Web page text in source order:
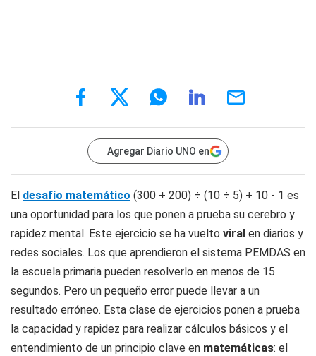
Agregar Diario UNO en
El desafío matemático (300 + 200) ÷ (10 ÷ 5) + 10 - 1 es
una oportunidad para los que ponen a prueba su cerebro y
rapidez mental. Este ejercicio se ha vuelto viral en diarios y
redes sociales. Los que aprendieron el sistema PEMDAS en
la escuela primaria pueden resolverlo en menos de 15
segundos. Pero un pequeño error puede llevar a un
resultado erróneo. Esta clase de ejercicios ponen a prueba
la capacidad y rapidez para realizar cálculos básicos y el
entendimiento de un principio clave en matemáticas: el